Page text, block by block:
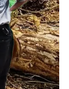
i podrške.
na si,